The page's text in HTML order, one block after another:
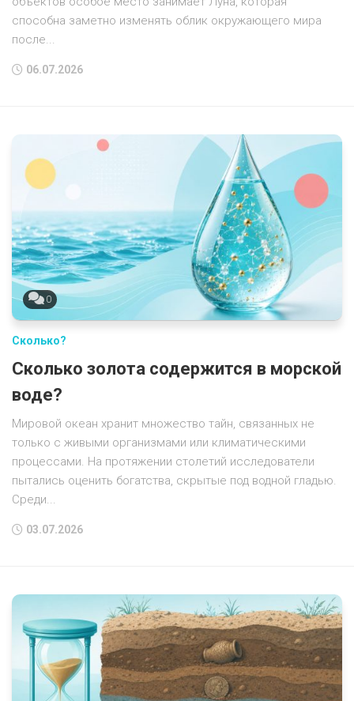
способна заметно изменять облик окружающего мира
после...
06.07.2026
0
Сколько?
Сколько золота содержится в морской
воде?
Мировой океан хранит множество тайн, связанных не
только с живыми организмами или климатическими
процессами. На протяжении столетий исследователи
пытались оценить богатства, скрытые под водной гладью.
Среди...
03.07.2026